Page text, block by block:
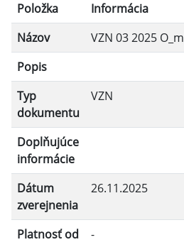
Dátum zverejnenia do:
Platnosť od:
Platnosť do:
Filtrovať
Položka
Informácia
Názov
VZN 03 2025
Popis
Typ
dokumentu
VZN
Doplňujúce
informácie
Dátum
zverejnenia
26.11.2025
Platnosť od
-